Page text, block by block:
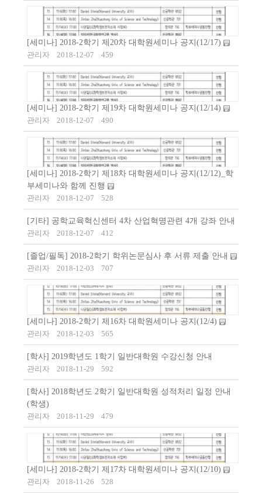
[세미나] 2018-2학기 제20차 대학원세미나 공지(12/17)
관리자
2018-12-07 459
[세미나] 2018-2학기 제19차 대학원세미나 공지(12/14)
관리자
2018-12-07 490
[세미나] 2018-2학기 제18차 대학원세미나 공지(12/12)_학
부세미나와 함께 진행
관리자
2018-12-07 528
[기타] 공학교육혁신센터 4차 산업혁명관련 4개 강좌 안내
관리자
2018-12-07 412
[졸업/필독] 2018-2학기 학위논문심사 후 서류 제출 안내
관리자
2018-12-03 707
[세미나] 2018-2학기 제16차 대학원세미나 공지(12/4)
관리자
2018-12-03 565
[학사] 2019학년도 1학기 일반대학원 수강신청 안내
관리자
2018-11-29 592
[학사] 2018​학년도 2학기 일반대학원 성적처리 일정 안내
(학생)
관리자
2018-11-29 479
[세미나] 2018-2학기 제17차 대학원세미나 공지(12/10)
관리자
2018-11-26 528